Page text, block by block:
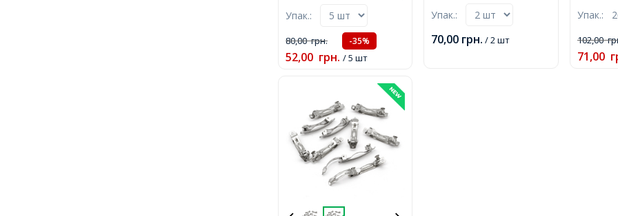
Довжина 62мм, Ширина
Упак.:
80,00грн. -35%
52,00 грн. / 5 шт
Упак.:
70,00 грн. / 2 шт
Упак.:
102,00
71,00